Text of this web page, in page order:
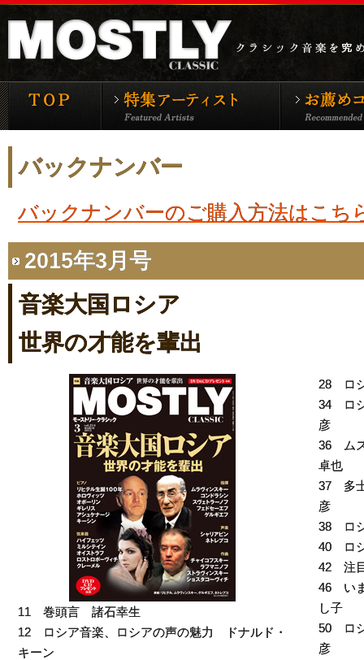
モーストリー・クラシックTOP 特集アーティ
バックナンバー
バックナンバーのご購入方法はこち
2015年3月号
音楽大国ロシア
世界の才能を輩出
11 巻頭言 諸石幸生
12 ロシア音楽、ロシアの声の魅力 ドナルド・
キーン
28 ロ
34 ロ
彦
36 ム
卓也
37 多
彦
38 ロ
40 ロ
42 注
46 い
し子
50 ロ
彦